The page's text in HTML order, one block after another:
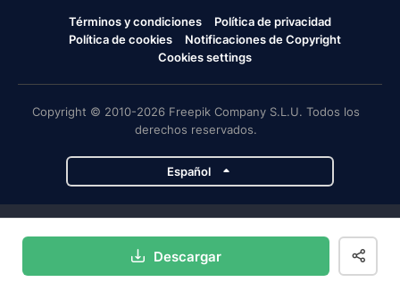
Descargar
Términos y condiciones
Política de privacidad
Política de cookies
Notificaciones de Copyright
Cookies settings
Copyright © 2010-2026 Freepik Company S.L.U. Todos los
derechos reservados.
Español
Magnific Flaticon